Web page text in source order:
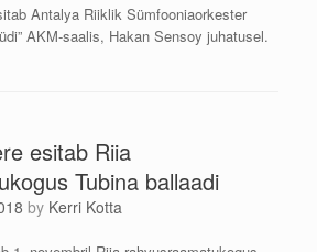
Antalya Riiklik Sümfooniaorkester
AKM-saalis, Hakan Sensoy juhatusel.
esitab Riia
Tubina ballaadi
by Kerri Kotta